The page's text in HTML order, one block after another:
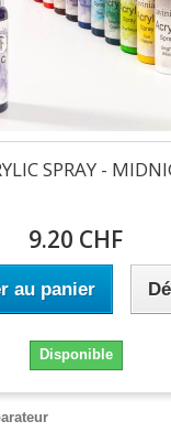
SPRAY -
9.20 CHF
au panier
Disponible